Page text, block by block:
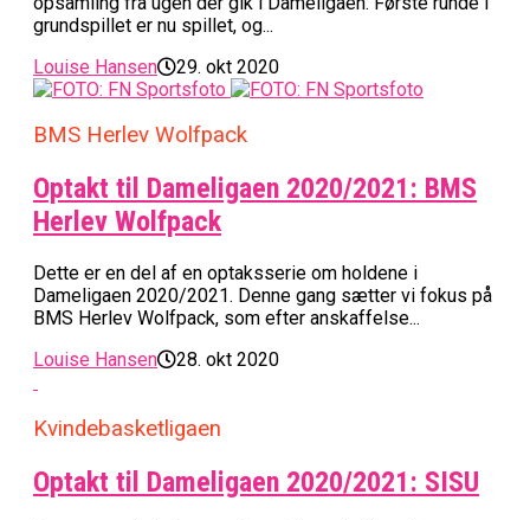
grundspillet er nu spillet, og...
Louise Hansen
29. okt 2020
BMS Herlev Wolfpack
Optakt til Dameligaen 2020/2021: BMS
Herlev Wolfpack
Dette er en del af en optaksserie om holdene i
Dameligaen 2020/2021. Denne gang sætter vi fokus på
BMS Herlev Wolfpack, som efter anskaffelse...
Louise Hansen
28. okt 2020
Kvindebasketligaen
Optakt til Dameligaen 2020/2021: SISU